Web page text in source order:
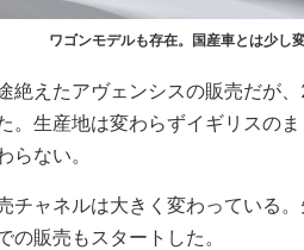
ワゴンモデルも存在。国産車とは少し
絶えたアヴェンシスの販売だが
。生産地は変わらずイギリスの
らない。
チャネルは大きく変わっている
の販売もスタートした。